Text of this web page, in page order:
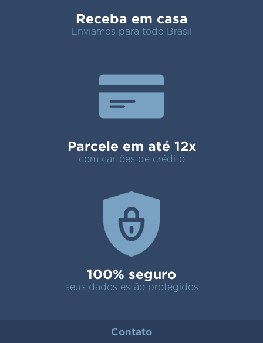
Receba em casa
Enviamos para todo Brasil
Parcele em até 12x
com cartões de crédito
100% seguro
seus dados estão protegidos
Contato